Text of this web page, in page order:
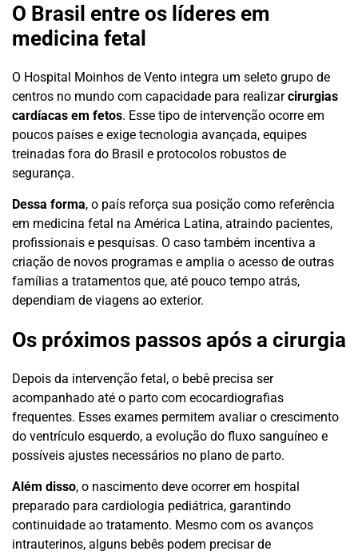
O Brasil entre os líderes em
medicina fetal
O Hospital Moinhos de Vento integra um seleto grupo de
centros no mundo com capacidade para realizarcirurgias
cardíacas em fetos. Esse tipo de intervenção ocorre em
poucos países e exige tecnologia avançada, equipes
treinadas fora do Brasil e protocolos robustos de
segurança.
Dessa forma, o país reforça sua posição como referência
em medicina fetal na América Latina, atraindo pacientes,
profissionais e pesquisas. O caso também incentiva a
criação de novos programas e amplia o acesso de outras
famílias a tratamentos que, até pouco tempo atrás,
dependiam de viagens ao exterior.
Os próximos passos após a cirurgia
Depois da intervenção fetal, o bebê precisa ser
acompanhado até o parto com ecocardiografias
frequentes. Esses exames permitem avaliar o crescimento
do ventrículo esquerdo, a evolução do fluxo sanguíneo e
possíveis ajustes necessários no plano de parto.
Além disso, o nascimento deve ocorrer em hospital
preparado para cardiologia pediátrica, garantindo
continuidade ao tratamento. Mesmo com os avanços
intrauterinos, alguns bebês podem precisar de